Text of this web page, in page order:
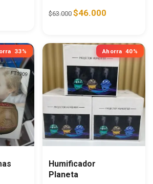
was: $68.000.
$63.000 Original price was:
$46.000
33% Ahorra 40%
Humificador
Planeta